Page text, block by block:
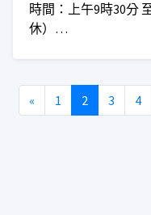
時間：上午9時30分
休）
***仁愛堂員工可享
***上課時間會因應
«Previous
1 2 3 4